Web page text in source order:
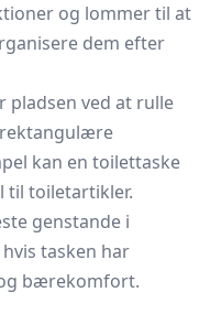
og lommer til at
dem efter
pladsen ved at rulle
kan en toilettaske
til toiletartikler.
genstande i
tasken har
bærekomfort.